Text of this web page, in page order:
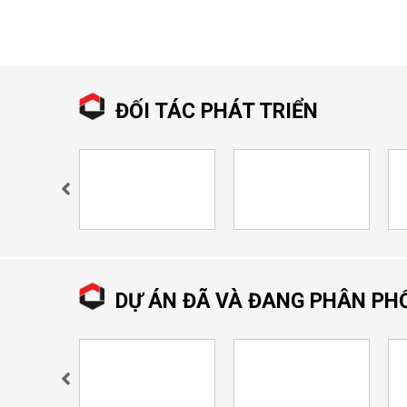
ĐỐI TÁC PHÁT TRIỂN
DỰ ÁN ĐÃ VÀ ĐANG PHÂN